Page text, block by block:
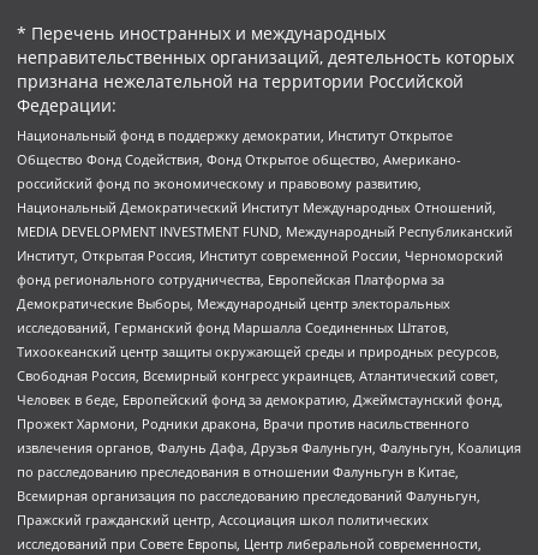
* Перечень иностранных и международных
неправительственных организаций, деятельность которых
признана нежелательной на территории Российской
Федерации:
Национальный фонд в поддержку демократии, Институт Открытое
Общество Фонд Содействия, Фонд Открытое общество, Американо-
российский фонд по экономическому и правовому развитию,
Национальный Демократический Институт Международных Отношений,
MEDIA DEVELOPMENT INVESTMENT FUND, Международный Республиканский
Институт, Открытая Россия, Институт современной России, Черноморский
фонд регионального сотрудничества, Европейская Платформа за
Демократические Выборы, Международный центр электоральных
исследований, Германский фонд Маршалла Соединенных Штатов,
Тихоокеанский центр защиты окружающей среды и природных ресурсов,
Свободная Россия, Всемирный конгресс украинцев, Атлантический совет,
Человек в беде, Европейский фонд за демократию, Джеймстаунский фонд,
Прожект Хармони, Родники дракона, Врачи против насильственного
извлечения органов, Фалунь Дафа, Друзья Фалуньгун, Фалуньгун, Коалиция
по расследованию преследования в отношении Фалуньгун в Китае,
Всемирная организация по расследованию преследований Фалуньгун,
Пражский гражданский центр, Ассоциация школ политических
исследований при Совете Европы, Центр либеральной современности,